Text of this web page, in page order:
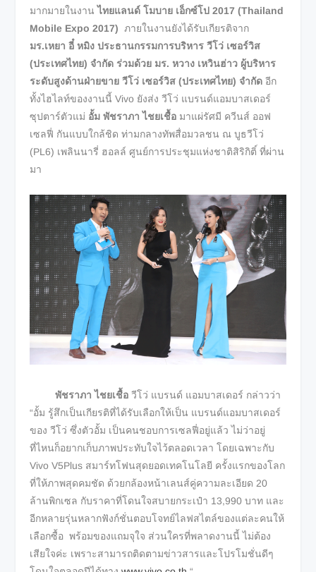
มากมายในงานไทยแลนด์ โมบาย เอ็กซ์โป2017 (Thailand
Mobile Expo 2017) ภายในงานยังได้รับเกียรติจาก
มร.เหยา อี๋ หมิง ประธานกรรมการบริหาร วีโว่ เซอร์วิส
(ประเทศไทย) จํากัด ร่วมด้วย มร. หวาง เหวินฮ่าว ผู้บริหาร
ระดับสูงด้านฝ่ายขาย วีโว่ เซอร์วิส (ประเทศไทย) จํากัดอีก
ทั้งไฮไลท์ของงานนี้ Vivo ยังส่ง วีโว่ แบรนด์แอมบาสเดอร์
ซุปตาร์ตัวแม่ อั้ม พัชราภา ไชยเชื้อ มาแผ่รัศมี ควีนส์ ออฟ
เซลฟี่ กันแบบใกล้ชิด ท่ามกลางทัพสื่อมวลชน ณ บูธวีโว่
(PL6) เพลินนารี่ ฮอลล์ ศูนย์การประชุมแห่งชาติสิริกิติ์ ที่ผ่าน
มา
พัชราภา ไชยเชื้อ วีโว่ แบรนด์ แอมบาสเดอร์ กล่าวว่า
“อั้ม รู้สึกเป็นเกียรติที่ได้รับเลือกให้เป็น แบรนด์แอมบาสเดอร์
ของ วีโว่ ซึ่งตัวอั้ม เป็นคนชอบการเซลฟี่อยู่แล้ว ไม่ว่าอยู่
ที่ไหนก็อยากเก็บภาพประทับใจไว้ตลอดเวลา โดยเฉพาะกับ
Vivo V5Plus สมาร์ทโฟนสุดยอดเทคโนโลยี ครั้งแรกของโลก
ที่ให้ภาพสุดคมชัด ด้วยกล้องหน้าเลนส์คู่ความละเอียด 20
ล้านพิกเซล กับราคาที่โดนใจสบายกระเป๋า 13,990 บาท และ
อีกหลายรุ่นหลากฟังก์ชั่นตอบโจทย์ไลฟสไตล์ของแต่ละคนให้
เลือกซื้อ พร้อมของแถมจุใจ ส่วนใครที่พลาดงานนี้ ไม่ต้อง
เสียใจค่ะ เพราะสามารถติดตามข่าวสารและโปรโมชั่นดีๆ